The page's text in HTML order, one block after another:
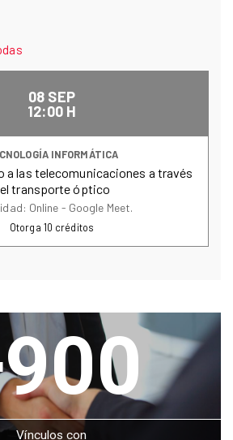
08 SEP
12:00 H
INFORMÁTICA
a las telecomunicaciones a través
transporte óptico
Online - Google Meet.
Otorga 10 créditos
Vínculos con